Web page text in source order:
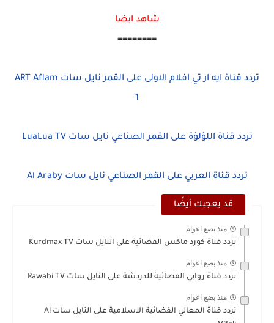
شاهد ايضا
========
تردد قناة ايه ار تي افلام الاولى على القمر نايل سات ART Aflam
1
تردد قناة اللؤلؤة على القمر الصناعي نايل سات LuaLua TV
تردد قناة العربي على القمر الصناعي نايل سات Al Araby
قد يعجبك أيضًا
منذ بضع اعوام
تردد قناة كورد ماكس الفضائية على النايل سات Kurdmax TV
منذ بضع اعوام
تردد قناة روابي الفضائية للدردشة على النايل سات Rawabi TV
منذ بضع اعوام
تردد قناة المعالي الفضائية الاسلامية على النايل سات Al